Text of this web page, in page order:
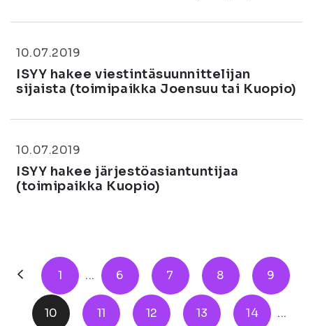
10.07.2019
ISYY hakee viestintäsuunnittelijan
sijaista (toimipaikka Joensuu tai Kuopio)
10.07.2019
ISYY hakee järjestöasiantuntijaa
(toimipaikka Kuopio)
1 ... 6 7 8 9
10 11 12 13 14 ...